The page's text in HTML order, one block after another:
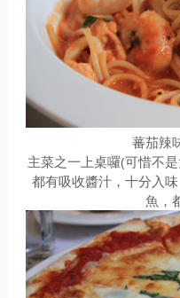
蕃茄辣
主菜之一上桌囉(可惜不
都有吸收醬汁，十分入
魚，